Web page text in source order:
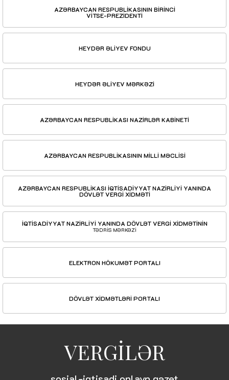
AZƏRBAYCAN RESPUBLİKASININ BİRİNCİ
VİTSE-PREZİDENTİ
HEYDƏR ƏLİYEV FONDU
HEYDƏR ƏLİYEV MƏRKƏZİ
AZƏRBAYCAN RESPUBLİKASI NAZİRLƏR KABİNETİ
AZƏRBAYCAN RESPUBLİKASININ MİLLİ MƏCLİSİ
AZƏRBAYCAN RESPUBLİKASI İQTİSADİYYAT NAZİRLİYİ YANINDA
DÖVLƏT VERGİ XİDMƏTİ
İQTİSADİYYAT NAZİRLİYİ YANINDA DÖVLƏT VERGİ XİDMƏTİNİN
TƏDRİS MƏRKƏZİ
ELEKTRON HÖKUMƏT PORTALI
DÖVLƏT XİDMƏTLƏRİ PORTALI
VERGİLƏR